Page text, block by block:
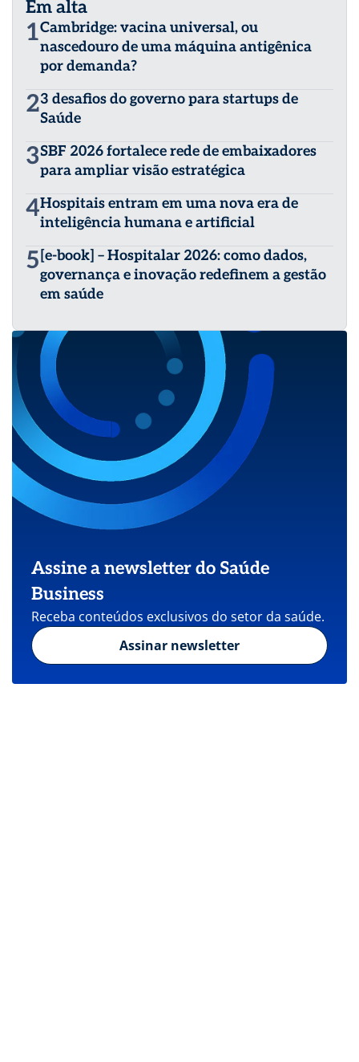
Em alta
1Cambridge: vacina universal, ou
nascedouro de uma máquina antigênica
por demanda?
23 desafios do governo para startups de
Saúde
3SBF 2026 fortalece rede de embaixadores
para ampliar visão estratégica
4Hospitais entram em uma nova era de
inteligência humana e artificial
5 [e-book] – Hospitalar 2026: como dados,
governança e inovação redefinem a gestão
em saúde
Assine a newsletter do Saúde
Business
Receba conteúdos exclusivos do setor da saúde.
Assinar newsletter